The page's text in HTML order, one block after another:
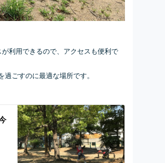
利用できるので、アクセスも便利で
ごすのに最適な場所です。